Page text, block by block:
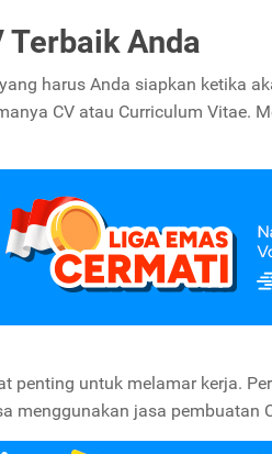
Terbaik Anda
harus Anda siapkan ketika
CV atau Curriculum Vitae.
penting untuk melamar kerja.
menggunakan jasa